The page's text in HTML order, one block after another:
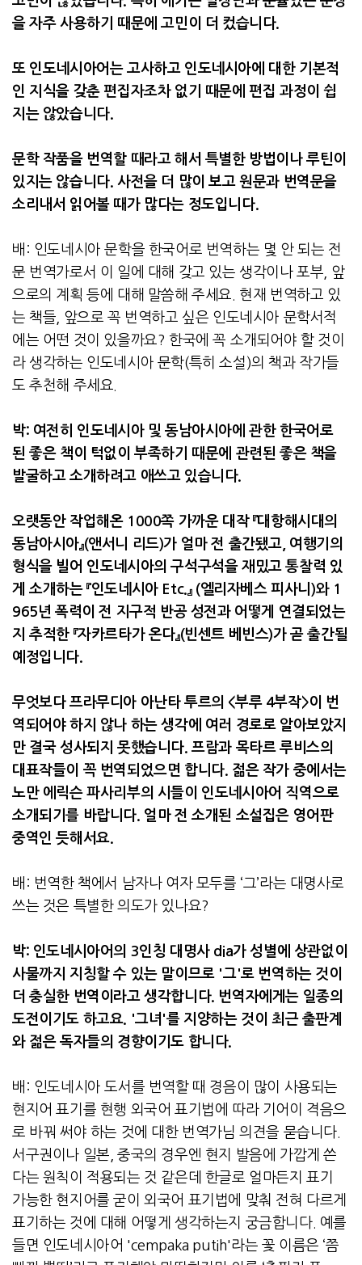
을 자주 사용하기 때문에 고민이 더 컸습니다.
또 인도네시아어는 고사하고 인도네시아에 대한 기본적
인 지식을 갖춘 편집자조차 없기 때문에 편집 과정이 쉽
지는 않았습니다.
문학 작품을 번역할 때라고 해서 특별한 방법이나 루틴이
있지는 않습니다.사전을 더 많이 보고 원문과 번역문을
소리내서 읽어볼 때가 많다는 정도입니다.
배 : 인도네시아 문학을 한국어로 번역하는 몇 안 되는 전
문 번역가로서 이 일에 대해 갖고 있는 생각이나 포부
앞
으로의 계획 등에 대해 말씀해 주세요
현재 번역하고 있
는 책들
앞으로 꼭 번역하고 싶은 인도네시아 문학서적
에는 어떤 것이 있을까요?한국에 꼭 소개되어야 할 것이
라 생각하는 인도네시아 문학(특히 소설 )의 책과 작가들
도 추천해 주세요
박: 여전히 인도네시아 및 동남아시아에 관한 한국어로
된 좋은 책이 턱없이 부족하기 때문에 관련된 좋은 책을
발굴하고 소개하려고 애쓰고 있습니다.
오랫동안 작업해온1000쪽 가까운 대작 『대항해시대의
동남아시아』(앤서니 리드)가 얼마 전 출간됐고 여행기의
형식을 빌어 인도네시아의 구석구석을 재밌고 통찰력 있
게 소개하는 『인도네시아Etc.』(엘리자베스 피사니)와1
965년 폭력이 전 지구적 반공 성전과 어떻게 연결되었는
지 추적한 『자카르타가 온다』(빈센트 베빈스)가 곧 출간될
예정입니다.
무엇보다 프라무디아 아난타 투르의 <부루4부작>이 번
역되어야 하지 않나 하는 생각에 여러 경로로 알아보았지
만 결국 성사되지 못했습니다.프람과 목타르 루비스의
대표작들이 꼭 번역되었으면 합니다. 젊은 작가 중에서는
노만 에릭슨 파사리부의 시들이 인도네시아어 직역으로
소개되기를 바랍니다. 얼마 전 소개된 소설집은 영어판
중역인 듯해서요.
배 : 번역한 책에서 남자나 여자 모두를 ‘그’라는 대명사로
쓰는 것은 특별한 의도가 있나요?
박: 인도네시아어의 3인칭 대명사dia가 성별에 상관없이
사물까지 지칭할 수 있는 말이므로'그'로 번역하는 것이
더 충실한 번역이라고 생각합니다. 번역자에게는 일종의
도전이기도 하고요. '그녀 '를 지양하는 것이 최근 출판계
와 젊은 독자들의 경향이기도 합니다.
배 : 인도네시아 도서를 번역할 때 경음이 많이 사용되는
현지어 표기를 현행 외국어 표기법에 따라 기어이 격음으
로 바꿔 써야 하는 것에 대한 번역가님 의견을 묻습니다
서구권이나 일본 ,중국의 경우엔 현지 발음에 가깝게 쓴
다는 원칙이 적용되는 것 같은데 한글로 얼마든지 표기
가능한 현지어를 굳이 외국어 표기법에 맞춰 전혀 다르게
표기하는 것에 대해 어떻게 생각하는지 궁금합니다. 예를
들면 인도네시아어 'cempaka putih'라는 꽃 이름은 ‘쯤